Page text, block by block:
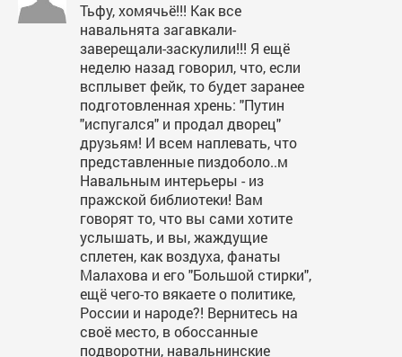
Тьфу, хомячьё!!! Как все
навальнята загавкали-
заверещали-заскулили!!! Я ещё
неделю назад говорил, что, если
всплывет фейк, то будет заранее
подготовленная хрень: "Путин
"испугался" и продал дворец"
друзьям! И всем наплевать, что
представленные пиздоболо..м
Навальным интерьеры - из
пражской библиотеки! Вам
говорят то, что вы сами хотите
услышать, и вы, жаждущие
сплетен, как воздуха, фанаты
Малахова и его "Большой стирки",
ещё чего-то вякаете о политике,
России и народе?! Вернитесь на
своё место, в обоссанные
подворотни, навальнинские